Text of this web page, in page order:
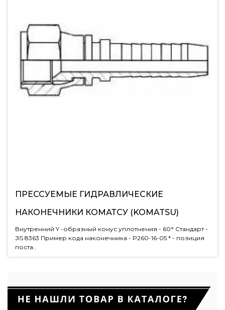
ПРЕССУЕМЫЕ ГИДРАВЛИЧЕСКИЕ
НАКОНЕЧНИКИ КОМАТСУ (KOMATSU)
Внутренний Y -образный конус уплотнения - 60° Стандарт -
JIS 8363 Пример кода наконечника - P260-16-05 * - позиция
поста..